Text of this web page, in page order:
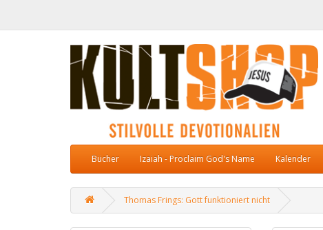
Bücher Izaiah - Proclaim God's Name Kalender
Thomas Frings: Gott funktioniert nicht